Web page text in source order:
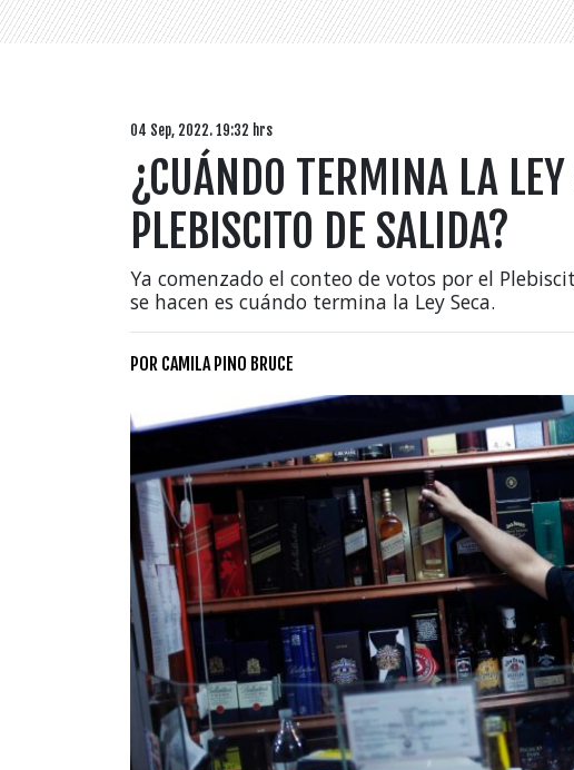
04 Sep, 2022. 19:32 hrs
¿CUÁNDO TERMINA LA LEY
PLEBISCITO DE SALIDA?
Ya comenzado el conteo de votos por el
se hacen es cuándo termina la Ley Seca.
POR CAMILA PINO BRUCE